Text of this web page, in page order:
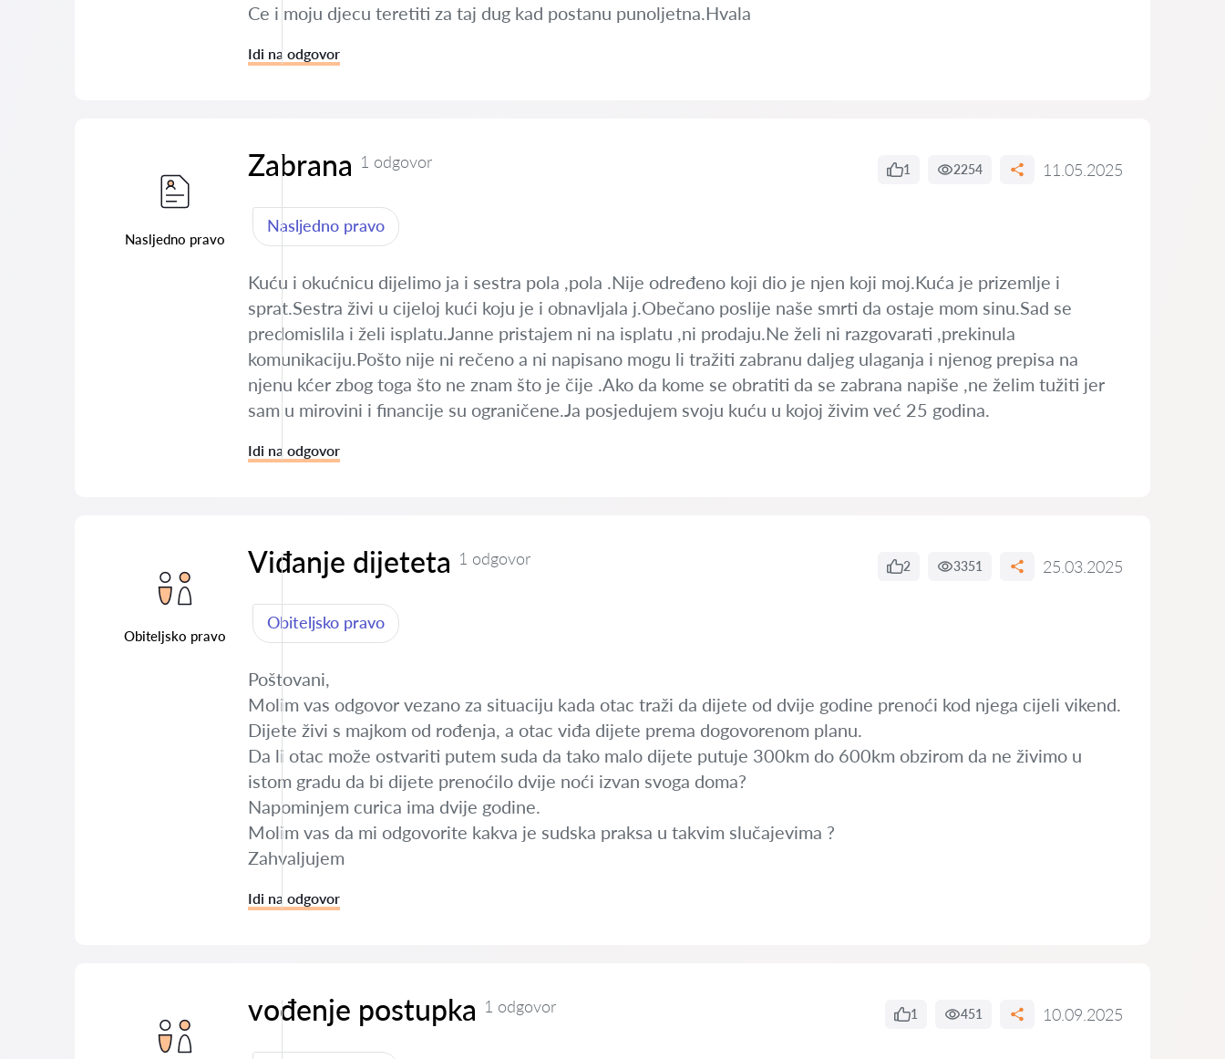
Ce i moju djecu teretiti za taj dug kad postanu punoljetna.Hvala
Idi na odgovor
Nasljedno pravo
Zabrana 1 odgovor 1 2254 11.05.2025
Nasljedno pravo
Kuću i okućnicu dijelimo ja i sestra pola ,pola .Nije određeno koji dio je njen koji moj.Kuća je prizemlje i
sprat.Sestra živi u cijeloj kući koju je i obnavljala j.Obečano poslije naše smrti da ostaje mom sinu.Sad se
predomislila i želi isplatu.Janne pristajem ni na isplatu ,ni prodaju.Ne želi ni razgovarati ,prekinula
komunikaciju.Pošto nije ni rečeno a ni napisano mogu li tražiti zabranu daljeg ulaganja i njenog prepisa na
njenu kćer zbog toga što ne znam što je čije .Ako da kome se obratiti da se zabrana napiše ,ne želim tužiti jer
sam u mirovini i financije su ograničene.Ja posjedujem svoju kuću u kojoj živim već 25 godina.
Idi na odgovor
Obiteljsko pravo
Viđanje dijeteta 1 odgovor 2 3351 25.03.2025
Obiteljsko pravo
Poštovani,
Molim vas odgovor vezano za situaciju kada otac traži da dijete od dvije godine prenoći kod njega cijeli vikend.
Dijete živi s majkom od rođenja, a otac viđa dijete prema dogovorenom planu.
Da li otac može ostvariti putem suda da tako malo dijete putuje 300km do 600km obzirom da ne živimo u
istom gradu da bi dijete prenoćilo dvije noći izvan svoga doma?
Napominjem curica ima dvije godine.
Molim vas da mi odgovorite kakva je sudska praksa u takvim slučajevima ?
Zahvaljujem
Idi na odgovor
vođenje postupka 1 odgovor 1 451 10.09.2025